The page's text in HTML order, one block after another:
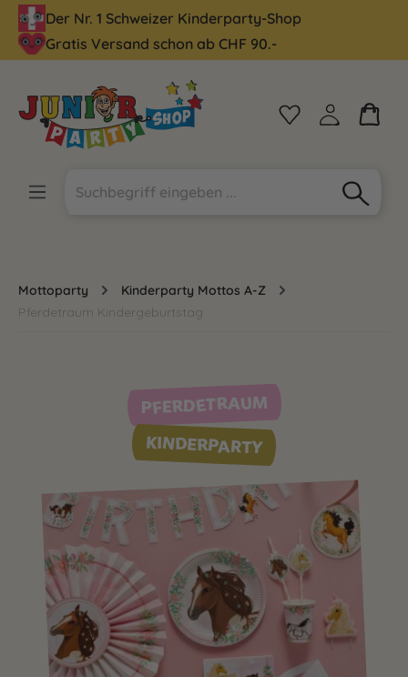
springen
Der Nr. 1 Schweizer Kinderparty-Shop
Gratis Versand schon ab CHF 90.-
Mottoparty
Kinderparty Mottos A-Z
Pferdetraum Kindergeburtstag
PFERDETRAUM
KINDERPARTY